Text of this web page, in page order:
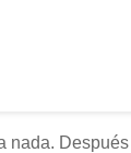
nada.